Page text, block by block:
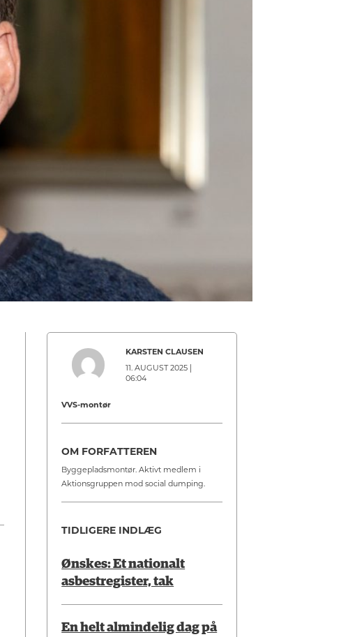
KARSTEN CLAUSEN
11. AUGUST 2025 |
06:04
VVS-montør
OM FORFATTEREN
Byggepladsmontør. Aktivt medlem i
Aktionsgruppen mod social dumping.
TIDLIGERE INDLÆG
Ønskes: Et nationalt
asbestregister, tak
En helt almindelig dag på